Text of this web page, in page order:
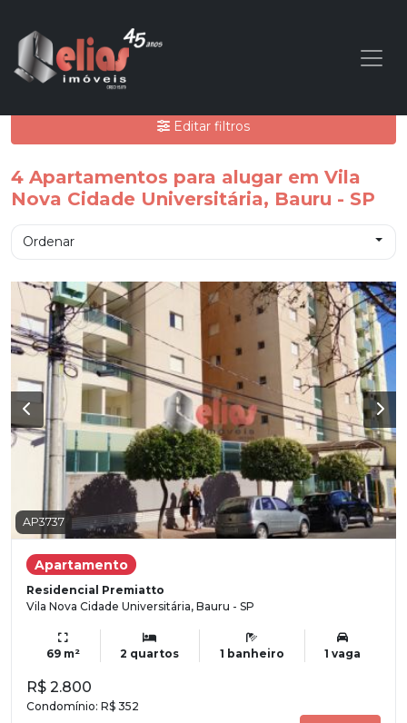
Editar filtros
4 Apartamentos para alugar em Vila
Nova Cidade Universitária, Bauru - SP
Ordenar
AP3737
Apartamento
Residencial Premiatto
Vila Nova Cidade Universitária, Bauru - SP
69 m² 2 quartos 1 banheiro 1 vaga
R$ 2.800
Condomínio: R$ 352